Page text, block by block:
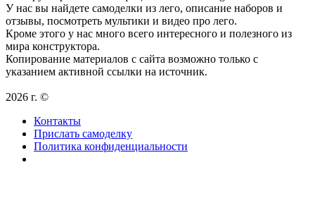
У нас вы найдете самоделки из лего, описание наборов и
отзывы, посмотреть мультики и видео про лего.
Кроме этого у нас много всего интересного и полезного из
мира конструктора.
Копирование материалов с сайта возможно только с
указанием активной ссылки на источник.
2026 г. ©
Контакты
Прислать самоделку
Политика конфиденциальности